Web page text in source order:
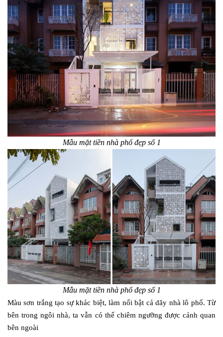
Mẫu mặt tiền nhà phố đẹp số 1
Mẫu mặt tiền nhà phố đẹp số 1
Màu sơn trắng tạo sự khác biệt, làm nổi bật cả dãy nhà lô phố. Từ
bên trong ngôi nhà, ta vẫn có thể chiêm ngưỡng được cảnh quan
bên ngoài